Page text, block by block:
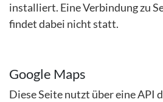
installiert. Eine Verbindung zu
findet dabei nicht statt.
Google Maps
Diese Seite nutzt über eine API